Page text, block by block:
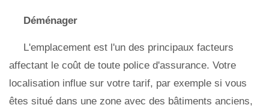
Déménager
L'emplacement est l'un des principaux facteurs
affectant le coût de toute police d'assurance. Votre
localisation influe sur votre tarif, par exemple si vous
êtes situé dans une zone avec des bâtiments anciens,